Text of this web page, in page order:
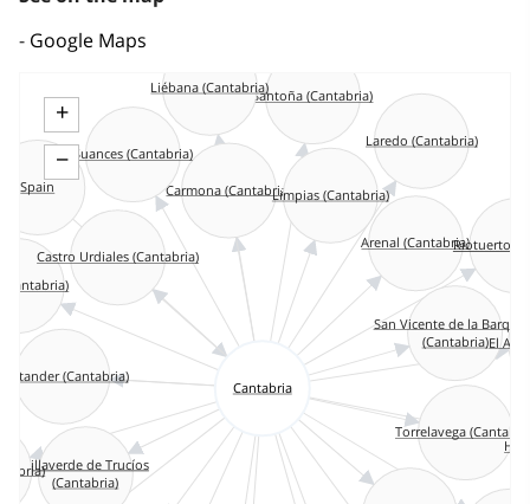
Google Maps
+
−
Torrelavega
San Vicente de la
(Cantabria)
Villaverde de Trucíos
(Cantabria)
Arenal (Cantabria)
Carmona (Cantabria)Limpias (Cantabria)
Cantabria
Santoña (Cantabria)
Castro Urdiales (Cantabria)
Riotuerto
(Cantabria)
Liébana (Cantabria)
Suances (Cantabria)
Laredo (Cantabria)
Spain
El